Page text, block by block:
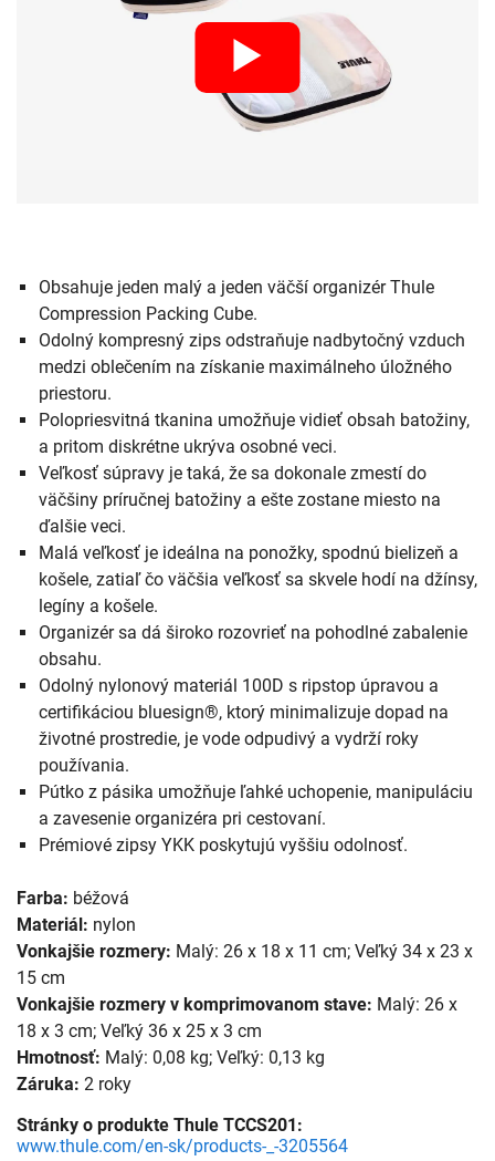
Obsahuje jeden malý a jeden väčší organizér Thule
Compression Packing Cube.
Odolný kompresný zips odstraňuje nadbytočný vzduch
medzi oblečením na získanie maximálneho úložného
priestoru.
Polopriesvitná tkanina umožňuje vidieť obsah batožiny,
a pritom diskrétne ukrýva osobné veci.
Veľkosť súpravy je taká, že sa dokonale zmestí do
väčšiny príručnej batožiny a ešte zostane miesto na
ďalšie veci.
Malá veľkosť je ideálna na ponožky, spodnú bielizeň a
košele, zatiaľ čo väčšia veľkosť sa skvele hodí na džínsy,
legíny a košele.
Organizér sa dá široko rozovrieť na pohodlné zabalenie
obsahu.
Odolný nylonový materiál 100D s ripstop úpravou a
certifikáciou bluesign®, ktorý minimalizuje dopad na
životné prostredie, je vode odpudivý a vydrží roky
používania.
Pútko z pásika umožňuje ľahké uchopenie, manipuláciu
a zavesenie organizéra pri cestovaní.
Prémiové zipsy YKK poskytujú vyššiu odolnosť.
Farba: béžová
Materiál: nylon
Vonkajšie rozmery: Malý: 26 x 18 x 11 cm; Veľký 34 x 23 x
15 cm
Vonkajšie rozmery v komprimovanom stave: Malý: 26 x
18 x 3 cm; Veľký 36 x 25 x 3 cm
Hmotnosť: Malý: 0,08 kg; Veľký: 0,13 kg
Záruka: 2 roky
Stránky o produkte Thule TCCS201:
www.thule.com/en-sk/products-_-3205564